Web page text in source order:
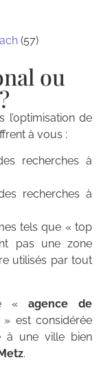
(57)
ou
l’optimisation de
à vous :
recherches à
recherches à
tels que « top
pas une zone
utilisés par tout
« agence de
» est considérée
à une ville bien
.